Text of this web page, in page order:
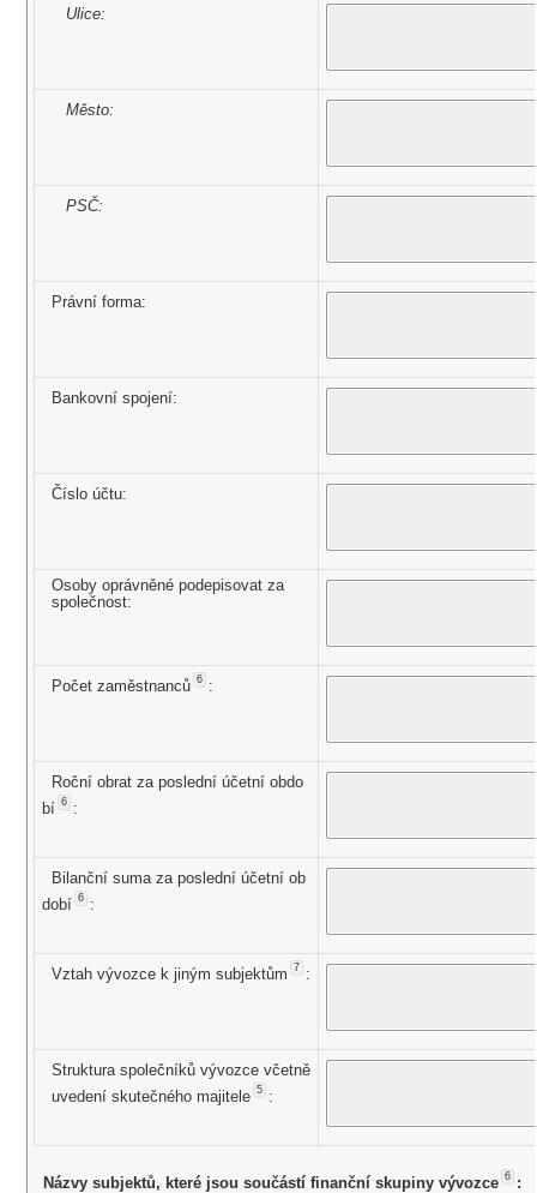
Ulice:
Město:
PSČ:
Právní forma:
Bankovní spojení:
Číslo účtu:
Osoby oprávněné podepisovat za
společnost:
Počet zaměstnanců 6 :
Roční obrat za poslední účetní obdo
bí 6 :
Bilanční suma za poslední účetní ob
dobí 6 :
Vztah vývozce k jiným subjektům 7 :
Struktura společníků vývozce včetně
uvedení skutečného majitele 5 :
Názvy subjektů, které jsou součástí finanční skupiny vývozce 6 :